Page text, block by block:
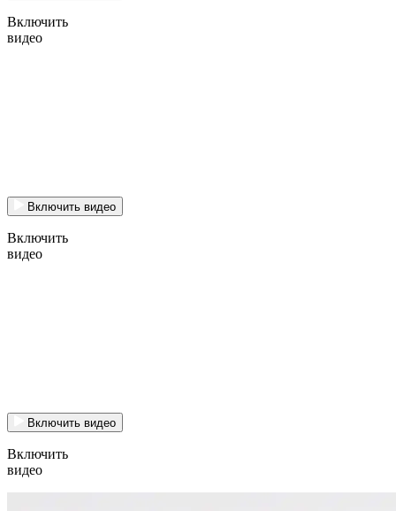
Включить
видео
Включить видео
Включить
видео
Включить видео
Включить
видео